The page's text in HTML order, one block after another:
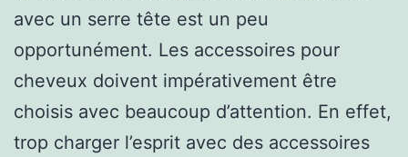
avec un serre tête est un peu
opportunément. Les accessoires pour
cheveux doivent impérativement être
choisis avec beaucoup d’attention. En effet,
trop charger l’esprit avec des accessoires